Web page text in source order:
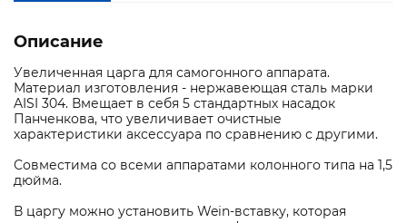
Описание
Увеличенная царга для самогонного аппарата.
Материал изготовления - нержавеющая сталь марки
AISI 304. Вмещает в себя 5 стандартных насадок
Панченкова, что увеличивает очистные
характеристики аксессуара по сравнению с другими.
Совместима со всеми аппаратами колонного типа на 1,5
дюйма.
В царгу можно установить Wein-вставку, которая